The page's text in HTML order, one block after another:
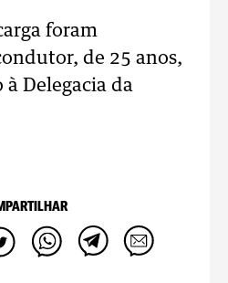
foram
de 25 anos,
Delegacia da